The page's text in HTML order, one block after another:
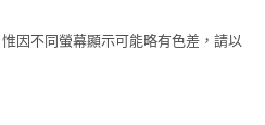
因不同螢幕顯示可能略有色差，請以